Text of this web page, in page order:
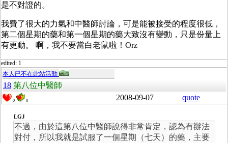
是不對證的。
我費了很大的力氣和中醫師討論，可是能被接受的程度很低，
第二個星期的藥和第一個星期的藥大致沒有變動，只是份量上
有更動。 啊，我不要當白老鼠啦！Orz
edited: 1
本人已不在此站活動
18 第八位中醫師
0 0 2008-09-07 quote
LGJ
不過，由於這第八位中醫師說得非常肯定，認為有辦法
對付，所以我就是試服了一個星期（七天）的藥，主要